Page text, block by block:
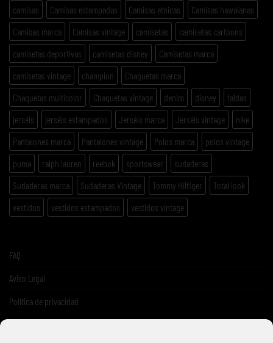
camisas
Camisas estampadas Camisas etnicas
Camisas hawaianas
Camisas marca
Camisas vintage camisetas
camisetas cartoons
camisetas deportivas
camisetas disney
Camisetas marca
camisetas vintage
champion
Chaquetas marca
Chaquetas multicolor
Chaquetas vintage denim disney
faldas
jerséis
jerséis estampados Jerséis marca Jerséis vintage
nike
Pantalones marca
Pantalones vintage Polos marca
polos vintage
puma
ralph lauren reebok sportswear
sudaderas
Sudaderas marca
Sudaderas Vintage Tommy Hilfiger
Total look
vestidos
vestidos estampados vestidos vintage
FAQ
Aviso Legal
Politica de privacidad